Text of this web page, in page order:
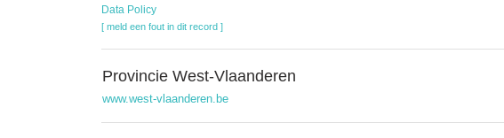
Data Policy
[ meld een fout in dit record ]
Provincie West-Vlaanderen
www.west-vlaanderen.be